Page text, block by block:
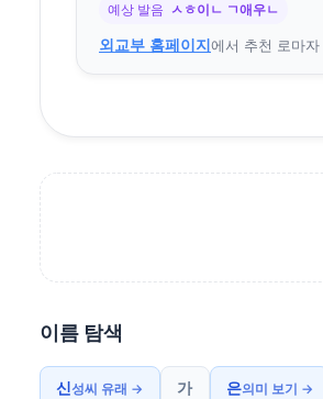
예상 발음 ㅅㅎ이ㄴ ㄱ애우ㄴ
외교부 홈페이지에서 추천 로마
이름 탐색
신성씨 유래 → 가 은의미 보기 →